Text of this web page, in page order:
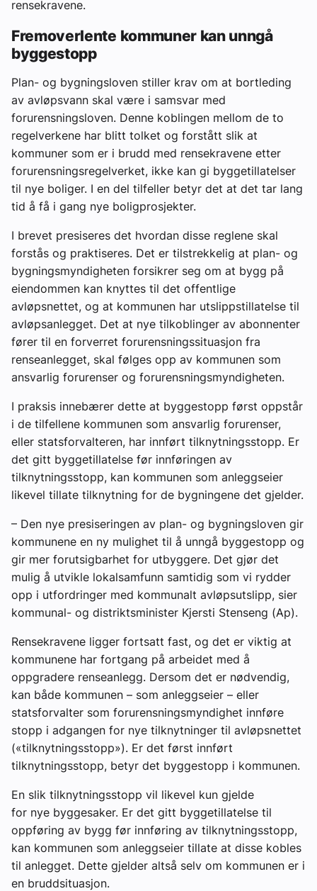
rensekravene.
Fremoverlente kommuner kan unngå
byggestopp
Plan- og bygningsloven stiller krav om at bortleding
av avløpsvann skal være i samsvar med
forurensningsloven. Denne koblingen mellom de to
regelverkene har blitt tolket og forstått slik at
kommuner som er i brudd med rensekravene etter
forurensningsregelverket, ikke kan gi byggetillatelser
til nye boliger. I en del tilfeller betyr det at det tar lang
tid å få i gang nye boligprosjekter.
I brevet presiseres det hvordan disse reglene skal
forstås og praktiseres. Det er tilstrekkelig at plan- og
bygningsmyndigheten forsikrer seg om at bygg på
eiendommen kan knyttes til det offentlige
avløpsnettet, og at kommunen har utslippstillatelse til
avløpsanlegget. Det at nye tilkoblinger av abonnenter
fører til en forverret forurensningssituasjon fra
renseanlegget, skal følges opp av kommunen som
ansvarlig forurenser og forurensningsmyndigheten.
I praksis innebærer dette at byggestopp først oppstår
i de tilfellene kommunen som ansvarlig forurenser,
eller statsforvalteren, har innført tilknytningsstopp. Er
det gitt byggetillatelse før innføringen av
tilknytningsstopp, kan kommunen som anleggseier
likevel tillate tilknytning for de bygningene det gjelder.
– Den nye presiseringen av plan- og bygningsloven gir
kommunene en ny mulighet til å unngå byggestopp og
gir mer forutsigbarhet for utbyggere. Det gjør det
mulig å utvikle lokalsamfunn samtidig som vi rydder
opp i utfordringer med kommunalt avløpsutslipp, sier
kommunal- og distriktsminister Kjersti Stenseng (Ap).
Rensekravene ligger fortsatt fast, og det er viktig at
kommunene har fortgang på arbeidet med å
oppgradere renseanlegg. Dersom det er nødvendig,
kan både kommunen – som anleggseier – eller
statsforvalter som forurensningsmyndighet innføre
stopp i adgangen for nye tilknytninger til avløpsnettet
(«tilknytningsstopp»). Er det først innført
tilknytningsstopp, betyr det byggestopp i kommunen.
En slik tilknytningsstopp vil likevel kun gjelde
for nye byggesaker. Er det gitt byggetillatelse til
oppføring av bygg før innføring av tilknytningsstopp,
kan kommunen som anleggseier tillate at disse kobles
til anlegget. Dette gjelder altså selv om kommunen er i
en bruddsituasjon.